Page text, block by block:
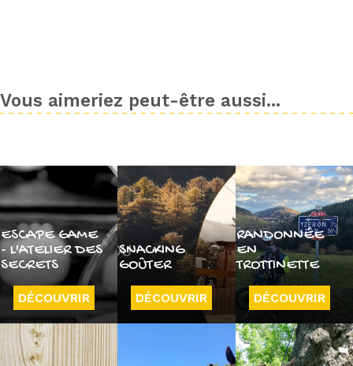
Vous aimeriez peut-être aussi...
ESCAPE GAME
- L'ATELIER DES
SECRETS
DÉCOUVRIR
SNACKING
GOÛTER
DÉCOUVRIR
RANDONNÉE
EN
TROTTINETTE
DÉCOUVRIR